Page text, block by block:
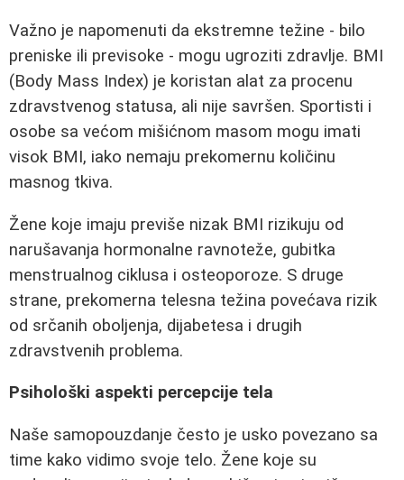
Važno je napomenuti da ekstremne težine - bilo
preniske ili previsoke - mogu ugroziti zdravlje. BMI
(Body Mass Index) je koristan alat za procenu
zdravstvenog statusa, ali nije savršen. Sportisti i
osobe sa većom mišićnom masom mogu imati
visok BMI, iako nemaju prekomernu količinu
masnog tkiva.
Žene koje imaju previše nizak BMI rizikuju od
narušavanja hormonalne ravnoteže, gubitka
menstrualnog ciklusa i osteoporoze. S druge
strane, prekomerna telesna težina povećava rizik
od srčanih oboljenja, dijabetesa i drugih
zdravstvenih problema.
Psihološki aspekti percepcije tela
Naše samopouzdanje često je usko povezano sa
time kako vidimo svoje telo. Žene koje su